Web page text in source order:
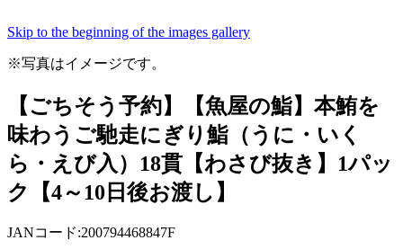
Skip to the beginning of the images gallery
※写真はイメージです。
【ごちそう予約】【魚屋の鮨】本鮪を
味わうご馳走にぎり鮨（うに・いく
ら・えび入）18貫【わさび抜き】1パッ
ク【4～10日後お渡し】
JANコード:200794468847F